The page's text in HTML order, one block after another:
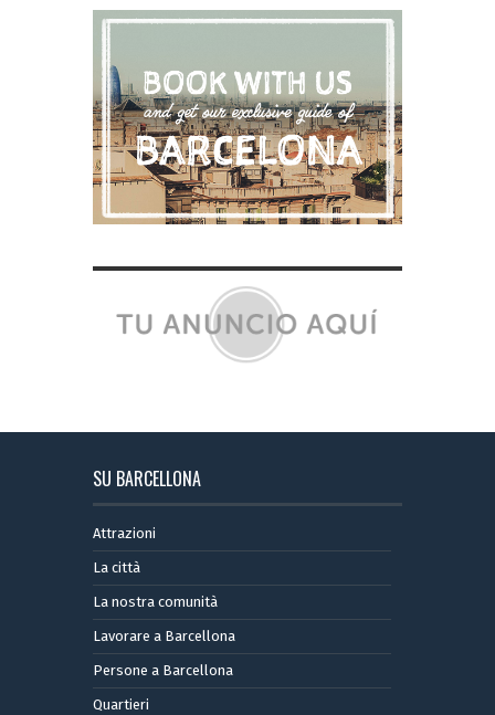
SU BARCELLONA
Attrazioni
La città
La nostra comunità
Lavorare a Barcellona
Persone a Barcellona
Quartieri